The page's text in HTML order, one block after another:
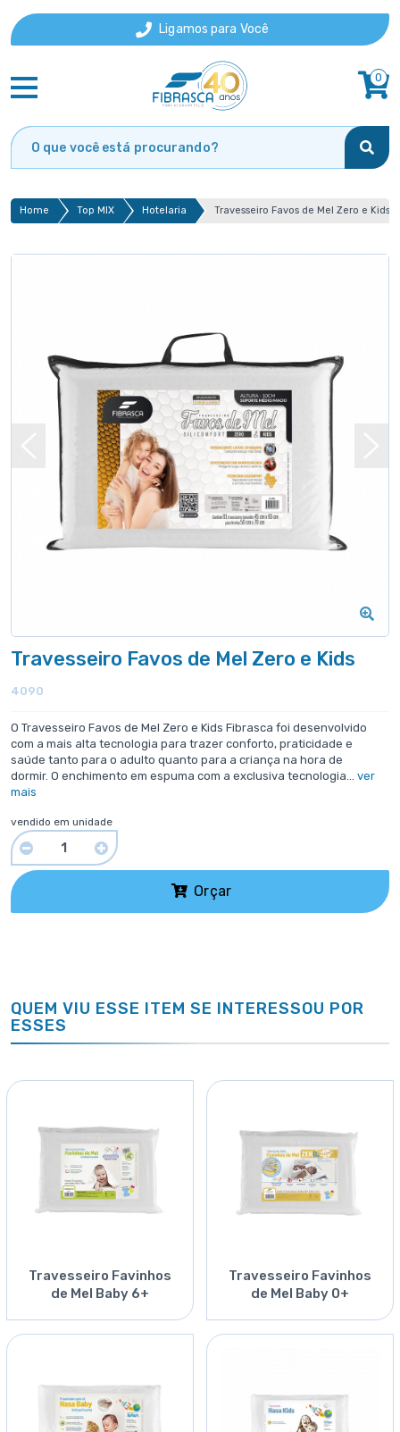
Ligamos para Você
0
Home Top MIX Hotelaria Travesseiro Favos de Mel Zero e Kids
Travesseiro Favos de Mel Zero e Kids
4090
O Travesseiro Favos de Mel Zero e Kids Fibrasca foi desenvolvido
com a mais alta tecnologia para trazer conforto, praticidade e
saúde tanto para o adulto quanto para a criança na hora de
dormir. O enchimento em espuma com a exclusiva tecnologia... ver
mais
vendido em unidade
Orçar
QUEM VIU ESSE ITEM SE INTERESSOU POR
ESSES
Travesseiro Favinhos
de Mel Baby 6+
Travesseiro Favinhos
de Mel Baby 0+